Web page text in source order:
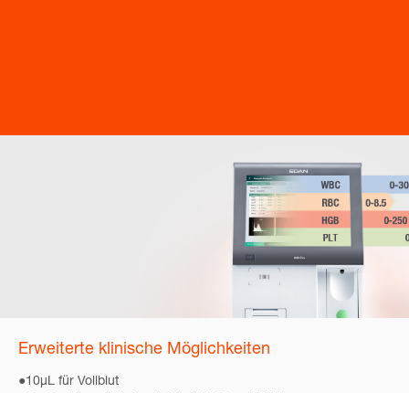
Erweiterte klinische Möglichkeiten
●10µL für Vollblut